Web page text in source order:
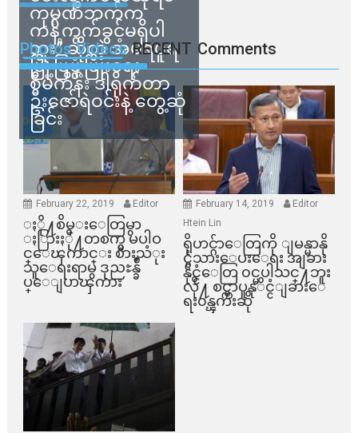
ကုမ္ပဏီဘက်က
ကန့်ကွက်ခွင့်မရှိပါ
ဘူး” ဆိုတဲ့ အမရပူရ
မြို့ပြဖွံ့ဖြိုးရေး
စီမံကိန်း ဒါရိုက်တာ
ဦးဇော်ရဲဝင်းနဲ့ တွေ့ဆုံ
ခြင်း
Photos Videos RECENT Comments
February 22, 2019 Editor
ႏို႔စိမ္းေတြမွာ
ႏြားႏို႔တစက္မွ မပါဝ
င္ေၾကာင္း စားသံုး
သူေရးရာမွ ဒုညႊန္ခ်ဳ
ပ္ေျပာၾကား
February 14, 2019
Editor
Htein Lin
ရိုဟင္ဂ်ာေတြကို ျမန္မာနို
င္ငံသားေပးေရး အျခား
နိုင္ငံေတြ ၀င္မပါသင္႔ဘူး
လို႔ စင္ကာပူနုိင္ငံျခားေ
ရး၀န္ၾကီးဆို